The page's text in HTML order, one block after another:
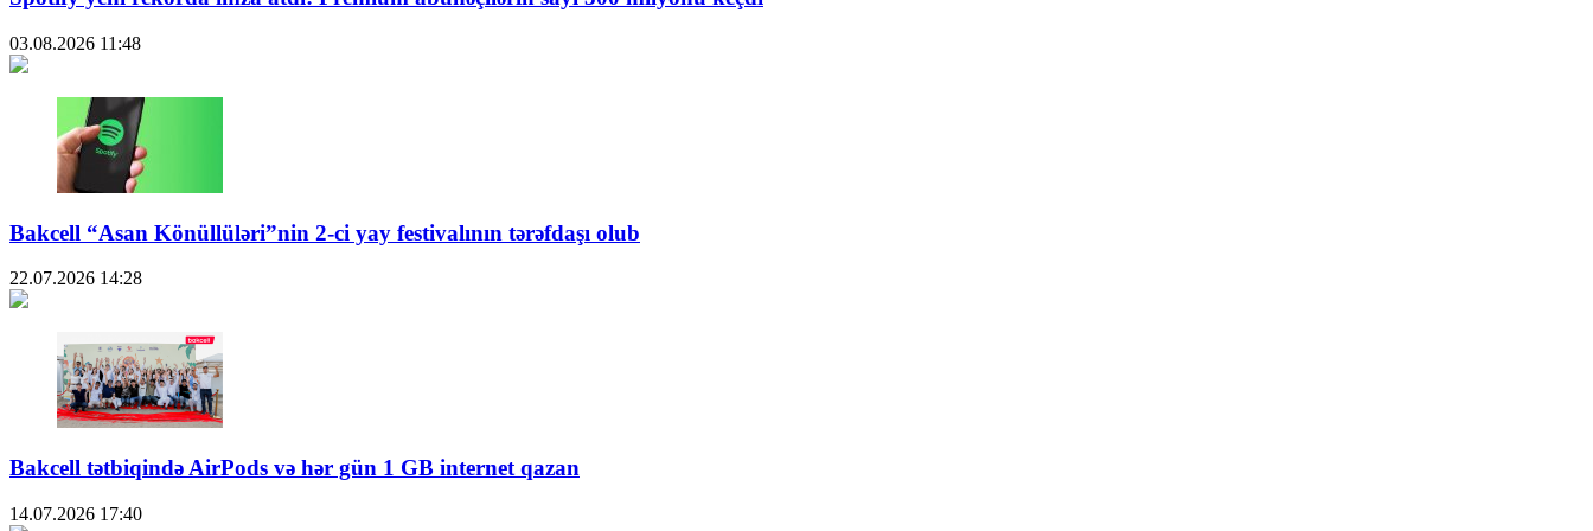
03.08.2026 11:48
Bakcell “Asan Könüllüləri”nin 2-ci yay festivalının tərəfdaşı olub
22.07.2026 14:28
Bakcell tətbiqində AirPods və hər gün 1 GB internet qazan
14.07.2026 17:40